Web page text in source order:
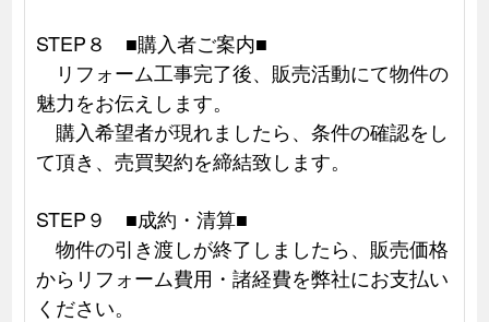
STEP８ ■購入者ご案内■
リフォーム工事完了後、販売活動にて物件の
魅力をお伝えします。
購入希望者が現れましたら、条件の確認をし
て頂き、売買契約を締結致します。
STEP９ ■成約・清算■
物件の引き渡しが終了しましたら、販売価格
からリフォーム費用・諸経費を弊社にお支払い
ください。